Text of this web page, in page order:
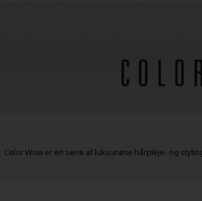
Color Wow er en serie af luksuriøse hårpleje- og